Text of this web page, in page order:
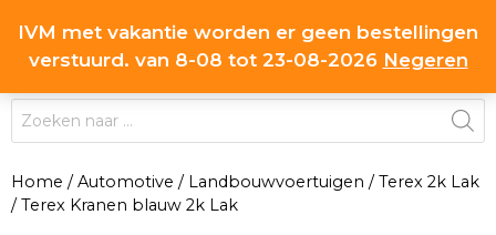
IVM met vakantie worden er geen bestellingen
verstuurd. van 8-08 tot 23-08-2026 Negeren
naar
inhoud
0 MENU
Producten
zoeken
Home /Automotive / Landbouwvoertuigen /Terex 2k Lak
/Terex Kranen blauw 2k Lak